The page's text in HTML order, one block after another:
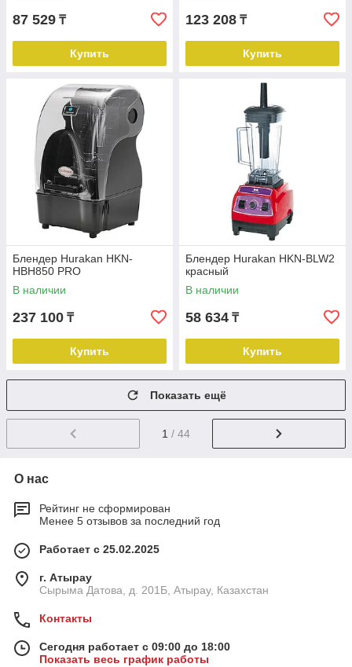
87 529 ₸
Купить
123 208 ₸
Купить
Блендер Hurakan HKN-
HBH850 PRO
В наличии
237 100 ₸
Купить
Блендер Hurakan HKN-BLW2
красный
В наличии
58 634 ₸
Купить
Показать ещё
1 / 44
О нас
Рейтинг не сформирован
Менее 5 отзывов за последний год
Работает с 25.02.2025
г. Атырау
Сырыма Датова, д. 201Б, Атырау, Казахстан
Контакты
Сегодня работает с 09:00 до 18:00
Показать весь график работы